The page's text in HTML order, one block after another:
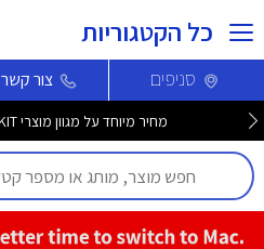
כל הקטגוריות
סניפים צור קשר
מחיר מיוחד על מגוון מוצרי PETKIT לחברי מועדון >>